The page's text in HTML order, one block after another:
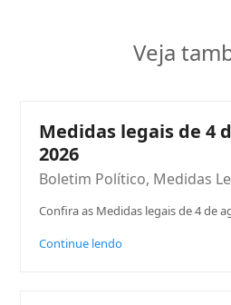
Veja
Medidas legais de 4
2026
Boletim Político, Medidas
Confira as Medidas legais de 4 de
Continue lendo